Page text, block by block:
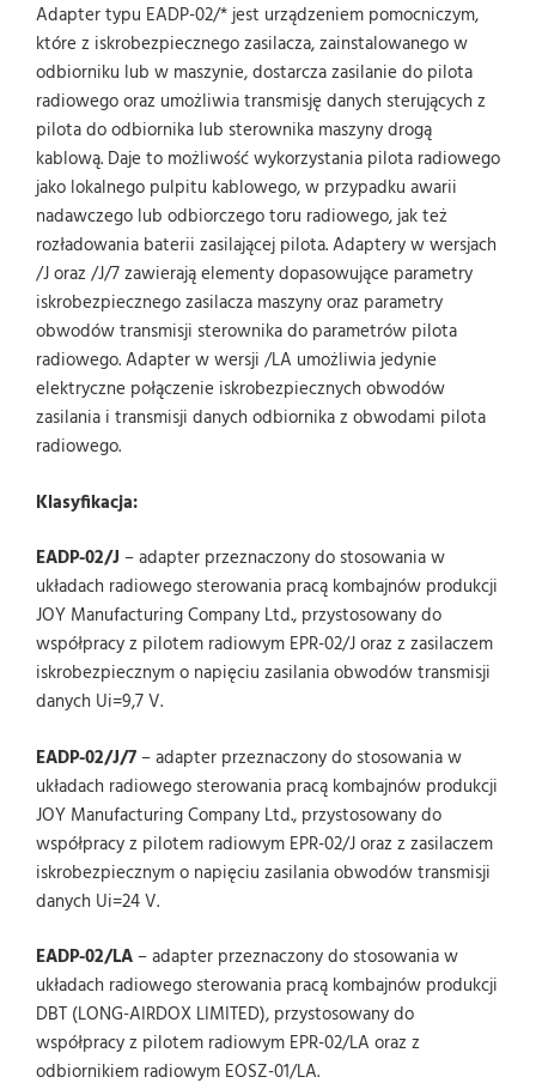
Adapter typu EADP-02/* jest urządzeniem pomocniczym,
które z iskrobezpiecznego zasilacza, zainstalowanego w
odbiorniku lub w maszynie, dostarcza zasilanie do pilota
radiowego oraz umożliwia transmisję danych sterujących z
pilota do odbiornika lub sterownika maszyny drogą
kablową. Daje to możliwość wykorzystania pilota radiowego
jako lokalnego pulpitu kablowego, w przypadku awarii
nadawczego lub odbiorczego toru radiowego, jak też
rozładowania baterii zasilającej pilota. Adaptery w wersjach
/J oraz /J/7 zawierają elementy dopasowujące parametry
iskrobezpiecznego zasilacza maszyny oraz parametry
obwodów transmisji sterownika do parametrów pilota
radiowego. Adapter w wersji /LA umożliwia jedynie
elektryczne połączenie iskrobezpiecznych obwodów
zasilania i transmisji danych odbiornika z obwodami pilota
radiowego.
Klasyfikacja:
EADP-02/J – adapter przeznaczony do stosowania w
układach radiowego sterowania pracą kombajnów produkcji
JOY Manufacturing Company Ltd., przystosowany do
współpracy z pilotem radiowym EPR-02/J oraz z zasilaczem
iskrobezpiecznym o napięciu zasilania obwodów transmisji
danych Ui=9,7 V.
EADP-02/J/7– adapter przeznaczony do stosowania w
układach radiowego sterowania pracą kombajnów produkcji
JOY Manufacturing Company Ltd., przystosowany do
współpracy z pilotem radiowym EPR-02/J oraz z zasilaczem
iskrobezpiecznym o napięciu zasilania obwodów transmisji
danych Ui=24 V.
EADP-02/LA– adapter przeznaczony do stosowania w
układach radiowego sterowania pracą kombajnów produkcji
DBT (LONG-AIRDOX LIMITED), przystosowany do
współpracy z pilotem radiowym EPR-02/LA oraz z
odbiornikiem radiowym EOSZ-01/LA.